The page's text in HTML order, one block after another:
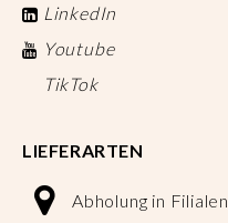
LinkedIn
Youtube
TikTok
LIEFERARTEN
Abholung in Filialen